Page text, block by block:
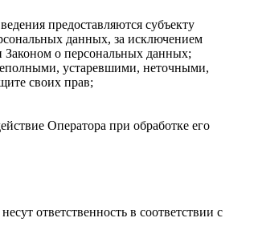
предоставляются субъекту
данных, за исключением
Законом о персональных данных;
устаревшими, неточными,
своих прав;
Оператора при обработке его
ответственность в соответствии с